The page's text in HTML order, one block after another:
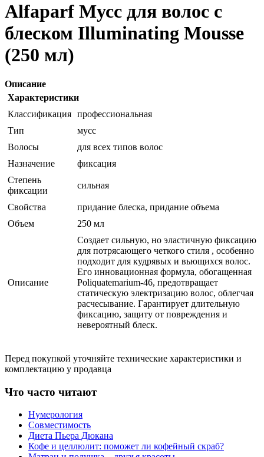
Alfaparf Мусс для волос с
блеском Illuminating Mousse
(250 мл)
Описание
Характеристики
Классификация профессиональная
Тип
мусс
Волосы
для всех типов волос
Назначение
фиксация
Степень
фиксации
сильная
Свойства
придание блеска, придание объема
Объем
250 мл
Описание
Создает сильную, но эластичную фиксацию
для потрясающего четкого стиля , особенно
подходит для кудрявых и вьющихся волос.
Его инновационная формула, обогащенная
Poliquatemarium-46, предотвращает
статическую электризацию волос, облегчая
расчесывание. Гарантирует длительную
фиксацию, защиту от повреждения и
невероятный блеск.
Перед покупкой уточняйте технические характеристики и
комплектацию у продавца
Что часто читают
Нумерология
Совместимость
Диета Пьера Дюкана
Кофе и целлюлит: поможет ли кофейный скраб?